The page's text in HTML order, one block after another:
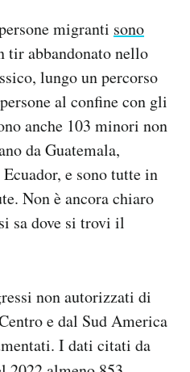
migranti sono
tir abbandonato nello
lungo un percorso
al confine con gli
anche 103 minori non
da Guatemala,
e sono tutte in
Non è ancora chiaro
sa dove si trovi il
non autorizzati di
e dal Sud America
I dati citati da